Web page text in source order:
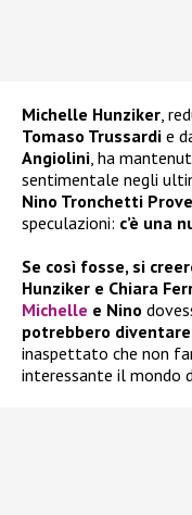
Michelle Hunziker,
Tomaso Trussardi e
Angiolini, ha
sentimentale negli
Nino Tronchetti
speculazioni: c’è una
Se così fosse, si
Hunziker e Chiara
Michelle e Nino
potrebbero
inaspettato che non
interessante il mondo